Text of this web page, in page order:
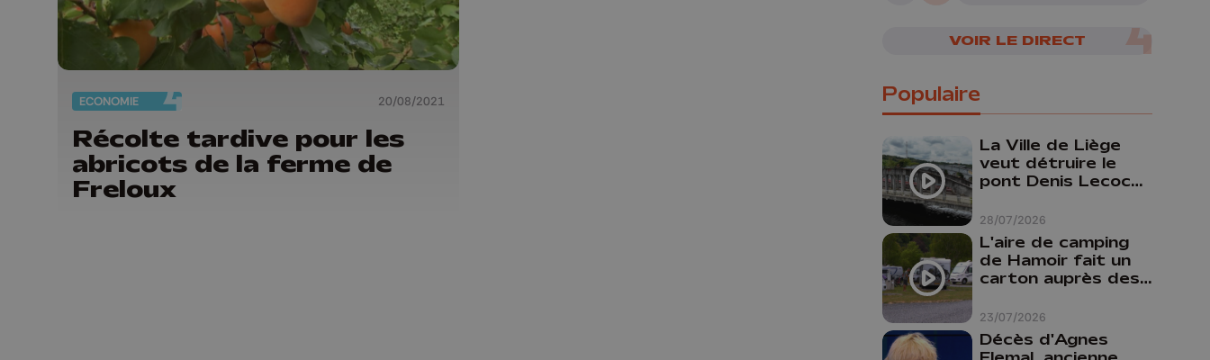
ECONOMIE 20/08/2021
Récolte tardive pour les
abricots de la ferme de
Freloux
VOIR LE DIRECT
Populaire
28/07/2026
La Ville de Liège
veut détruire le
pont Denis Lecocq
budget pour le
faire
23/07/2026
L'aire de camping
de Hamoir fait un
carton auprès des
Décès d'Agnes